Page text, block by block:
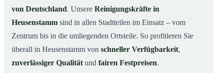
von Deutschland. Unsere Reinigungskräfte in
Heusenstamm sind in allen Stadtteilen im Einsatz – vom
Zentrum bis in die umliegenden Ortsteile. So profitieren Sie
überall in Heusenstamm von schneller Verfügbarkeit,
zuverlässiger Qualität und fairen Festpreisen.